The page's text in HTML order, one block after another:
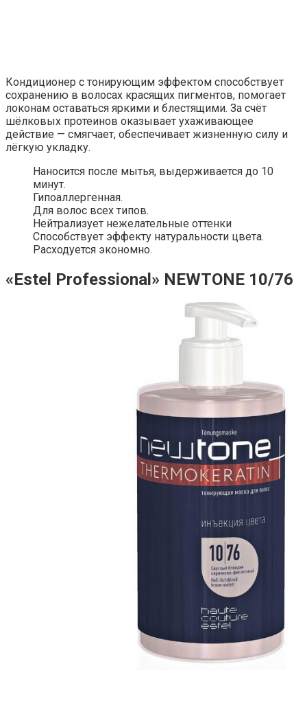
Кондиционер с тонирующим эффектом способствует
сохранению в волосах красящих пигментов, помогает
локонам оставаться яркими и блестящими. За счёт
шёлковых протеинов оказывает ухаживающее
действие — смягчает, обеспечивает жизненную силу и
лёгкую укладку.
Наносится после мытья, выдерживается до 10
минут.
Гипоаллергенная.
Для волос всех типов.
Нейтрализует нежелательные оттенки
Способствует эффекту натуральности цвета.
Расходуется экономно.
«Estel Professional» NEWTONE 10/76